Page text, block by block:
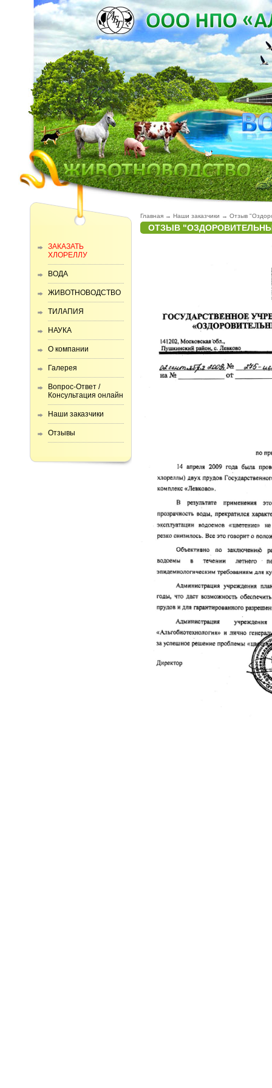
ЗАКАЗАТЬ
ХЛОРЕЛЛУ
ВОДА
ЖИВОТНОВОДСТВО
ТИЛАПИЯ
НАУКА
О компании
Галерея
Вопрос-Ответ /
Консультация онлайн
Наши заказчики
Отзывы
Главная → Наши заказчики → Отзыв
ОТЗЫВ